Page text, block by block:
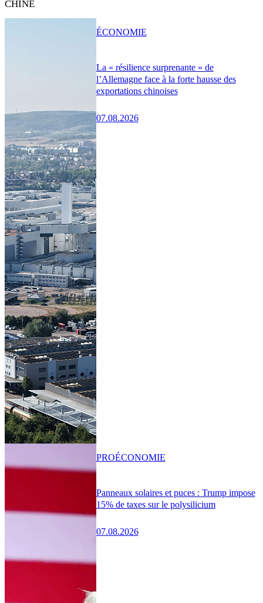
CHINE
La « résilience surprenante » de
l’Allemagne face à la forte hausse des
exportations chinoises
07.08.2026
ÉCONOMIE
Panneaux solaires et puces : Trump impose
15% de taxes sur le polysilicium
07.08.2026
PROÉCONOMIE